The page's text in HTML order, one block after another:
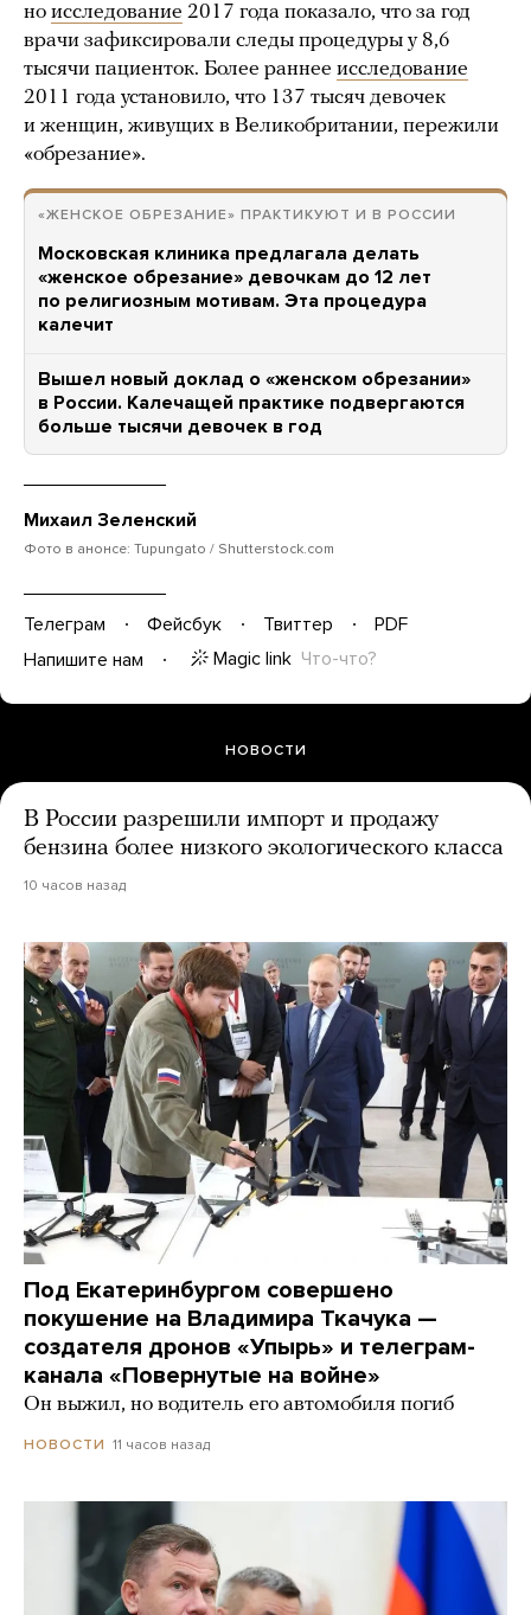
но исследование 2017 года показало, что за год
врачи зафиксировали следы процедуры у 8,6
тысячи пациенток. Более раннее исследование
2011 года установило, что 137 тысяч девочек
и женщин, живущих в Великобритании, пережили
«обрезание».
«ЖЕНСКОЕ ОБРЕЗАНИЕ» ПРАКТИКУЮТ И В РОССИИ
Московская клиника предлагала делать
«женское обрезание» девочкам до 12 лет
по религиозным мотивам. Эта процедура
калечит
Вышел новый доклад о «женском обрезании»
в России. Калечащей практике подвергаются
больше тысячи девочек в год
Михаил Зеленский
Фото в анонсе: Tupungato / Shutterstock.com
Телеграм Фейсбук Твиттер
PDF
Напишите нам
Magic link Что-что?
НОВОСТИ
В России разрешили импорт и продажу
бензина более низкого экологического класса
10 часов назад
Под Екатеринбургом совершено
покушение на Владимира Ткачука —
создателя дронов «Упырь» и телеграм-
канала «Повернутые на войне»
Он выжил, но водитель его автомобиля погиб
НОВОСТИ 11 часов назад